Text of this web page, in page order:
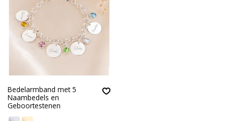
Bedelarmband met 5
Naambedels en
Geboortestenen